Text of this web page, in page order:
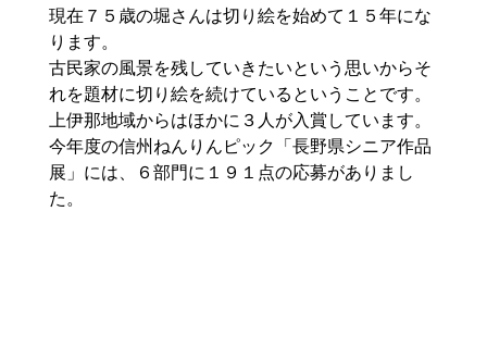
現在７５歳の堀さんは切り絵を始めて１５年にな
ります。
古民家の風景を残していきたいという思いからそ
れを題材に切り絵を続けているということです。
上伊那地域からはほかに３人が入賞しています。
今年度の信州ねんりんピック「長野県シニア作品
展」には、６部門に１９１点の応募がありまし
た。